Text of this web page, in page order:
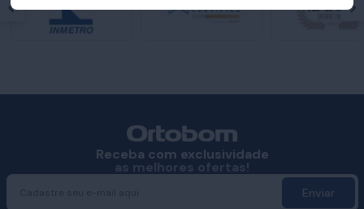
Receba com exclusividade
as melhores ofertas!
Enviar